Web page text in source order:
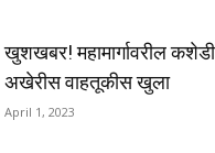
खुशखबर! महामार्गावरील कशेडी
अखेरीस वाहतूकीस खुला
April 1, 2023